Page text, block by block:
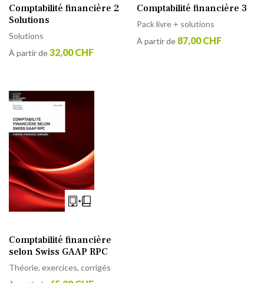
Comptabilité financière 2
Solutions
Solutions
À partir de32,00 CHF
Comptabilité financière 3
Pack livre + solutions
À partir de 87,00 CHF
Comptabilité financière
selon Swiss GAAP RPC
Théorie, exercices, corrigés